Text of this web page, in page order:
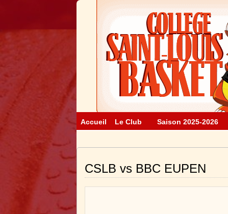
Accueil Le Club Saison 2025-2026
CSLB vs BBC EUPEN